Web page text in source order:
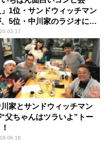
」1位・サンドウィッチマン
5位・中川家のラジオに飛
り
家とサンドウィッチマン
父ちゃんはツラいよ”トー